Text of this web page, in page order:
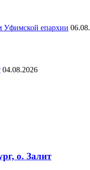
Уфимской епархии
04.08.2026
о. Залит